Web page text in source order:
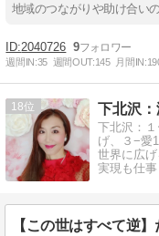
地域のつながりや助け合い
2040726 9
週間IN:35 週間OUT:145 月間IN:
18
下北沢：
げ、３−愛
世界に広
実現も仕